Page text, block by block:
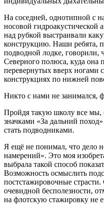
На соседней, однотипной с
носовой гидроакустической
над рубкой выстраивали
конструкцию. Наши ребята,
подводной лодке, говорили,
Северного полюса, куда она
перевернутых вверх ногами
конструкциях по нижней
Никто с нами не занимался,
Пройдя такую школу все мы,
значками «За дальний
стать подводниками.
Я ещё не понимал, что дело
намерений». Это моя
выбрала такой способ
Возможность осмыслить
постстажировочные
очевидной бесполезности,
на флотскую стажировку не